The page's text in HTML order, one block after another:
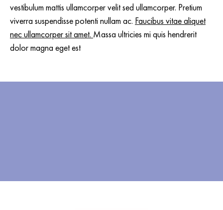
vestibulum mattis ullamcorper velit sed ullamcorper. Pretium
viverra suspendisse potenti nullam ac. Faucibus vitae aliquet
nec ullamcorper sit amet. Massa ultricies mi quis hendrerit
dolor magna eget est